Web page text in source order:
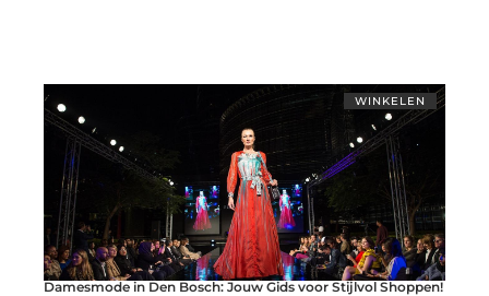
WINKELEN
Damesmode in Den Bosch: Jouw Gids voor Stijlvol Shoppen!